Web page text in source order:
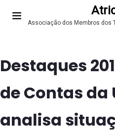
Associação dos Membros dos
Destaques
de Contas da
analisa